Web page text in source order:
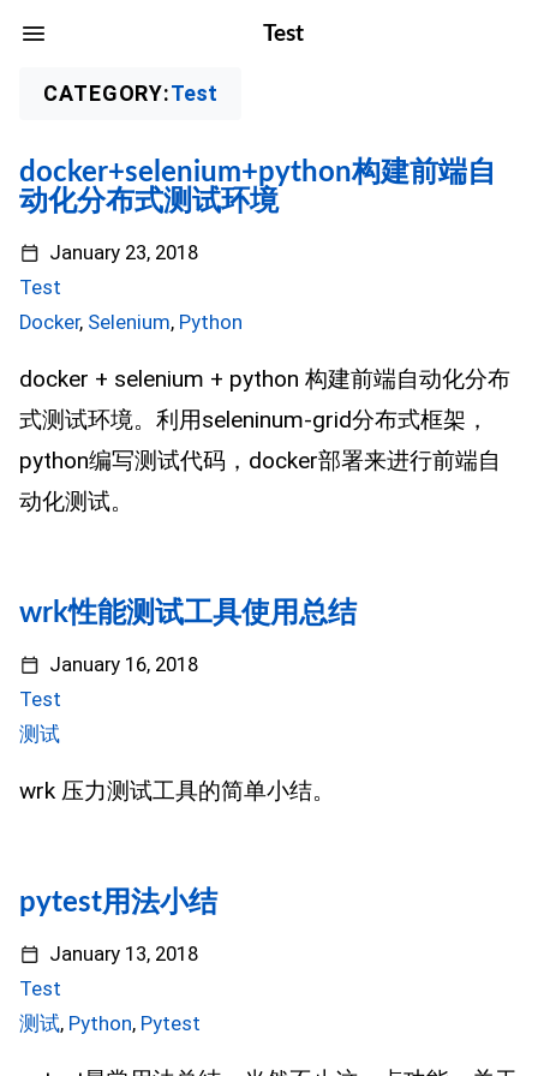
Test
CATEGORY:Test
docker+selenium+python构建前端自
动化分布式测试环境
January 23, 2018
Test
Docker, Selenium, Python
docker + selenium + python 构建前端自动化分布
式测试环境。利用seleninum-grid分布式框架，
python编写测试代码，docker部署来进行前端自
动化测试。
wrk性能测试工具使用总结
January 16, 2018
Test
测试
wrk 压力测试工具的简单小结。
pytest用法小结
January 13, 2018
Test
测试, Python, Pytest